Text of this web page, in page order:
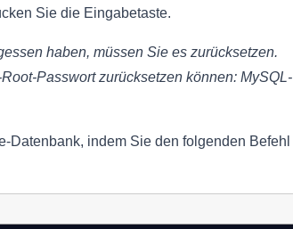
Sie die Eingabetaste.
haben, müssen Sie es zurücksetzen.
Passwort zurücksetzen können: MySQL-
Datenbank, indem Sie den folgenden Befehl